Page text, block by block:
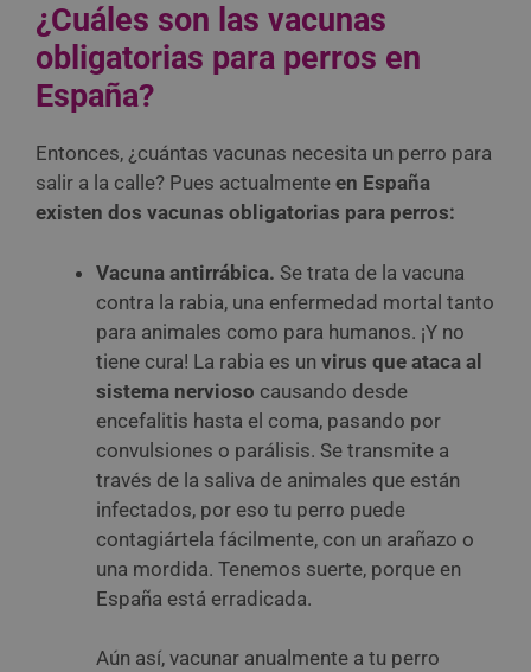
¿Cuáles son las vacunas
obligatorias para perros en
España?
Entonces, ¿cuántas vacunas necesita un perro para
salir a la calle? Pues actualmente en España
existen dos vacunas obligatorias para perros:
Vacuna antirrábica. Se trata de la vacuna
contra la rabia, una enfermedad mortal tanto
para animales como para humanos. ¡Y no
tiene cura! La rabia es un virus que ataca al
sistema nervioso causando desde
encefalitis hasta el coma, pasando por
convulsiones o parálisis. Se transmite a
través de la saliva de animales que están
infectados, por eso tu perro puede
contagiártela fácilmente, con un arañazo o
una mordida. Tenemos suerte, porque en
España está erradicada.
Aún así, vacunar anualmente a tu perro